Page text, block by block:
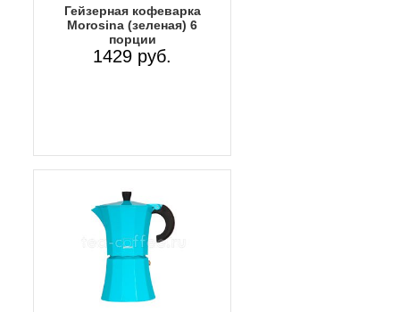
Гейзерная кофеварка
Morosina (зеленая) 6
порции
1429 руб.